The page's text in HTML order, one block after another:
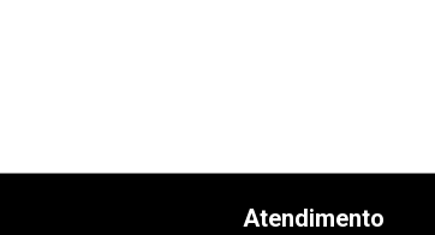
Atendimento